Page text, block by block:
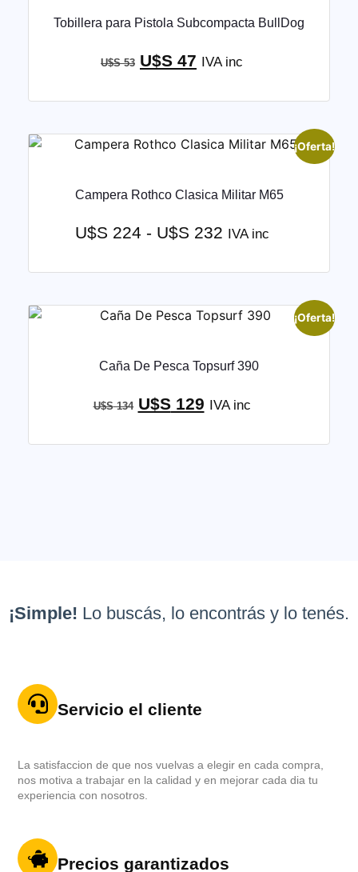
Tobillera para Pistola Subcompacta BullDog
U$S53 U$S 47 IVA inc
¡Oferta!
Campera Rothco Clasica Militar M65
U$S 224 - U$S 232 IVA inc
¡Oferta!
Caña De Pesca Topsurf 390
U$S134 U$S129 IVA inc
¡Simple! Lo buscás, lo encontrás y lo tenés.
Servicio el cliente
La satisfaccion de que nos vuelvas a elegir en cada compra,
nos motiva a trabajar en la calidad y en mejorar cada dia tu
experiencia con nosotros.
Precios garantizados